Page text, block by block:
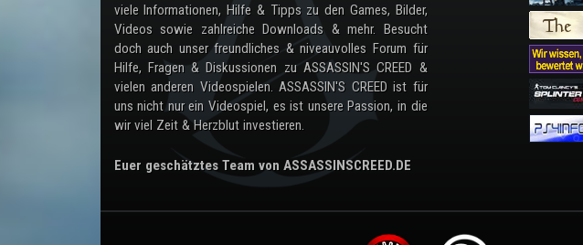
viele Informationen, Hilfe & Tipps zu den Games, Bilder,
Videos sowie zahlreiche Downloads & mehr. Besucht
doch auch unser freundliches & niveauvolles Forum für
Hilfe, Fragen & Diskussionen zu ASSASSIN'S CREED &
vielen anderen Videospielen. ASSASSIN'S CREED ist für
uns nicht nur ein Videospiel, es ist unsere Passion, in die
wir viel Zeit & Herzblut investieren.
Euer geschätztes Team von ASSASSINSCREED.DE